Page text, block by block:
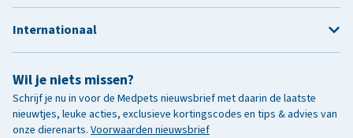
Wil je niets missen?
Schrijf je nu in voor de Medpets nieuwsbrief met daarin de laatste
nieuwtjes, leuke acties, exclusieve kortingscodes en tips & advies van
onze dierenarts. Voorwaarden nieuwsbrief
Internationaal